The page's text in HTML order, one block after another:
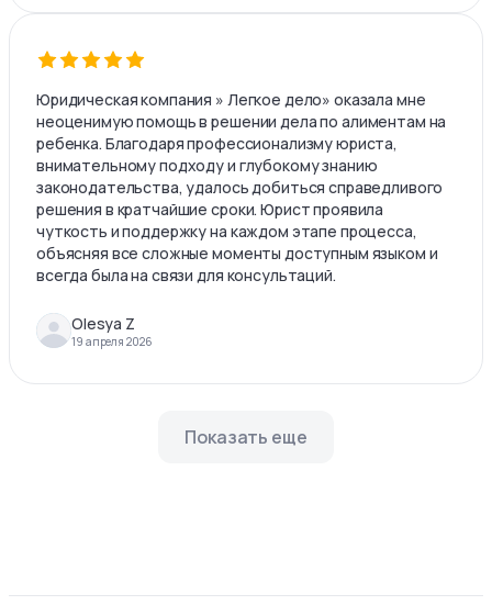
Юридическая компания » Легкое дело» оказала мне
неоценимую помощь в решении дела по алиментам на
ребенка. Благодаря профессионализму юриста,
внимательному подходу и глубокому знанию
законодательства, удалось добиться справедливого
решения в кратчайшие сроки. Юрист проявила
чуткость и поддержку на каждом этапе процесса,
объясняя все сложные моменты доступным языком и
всегда была на связи для консультаций.
Olesya Z
19 апреля 2026
Показать еще